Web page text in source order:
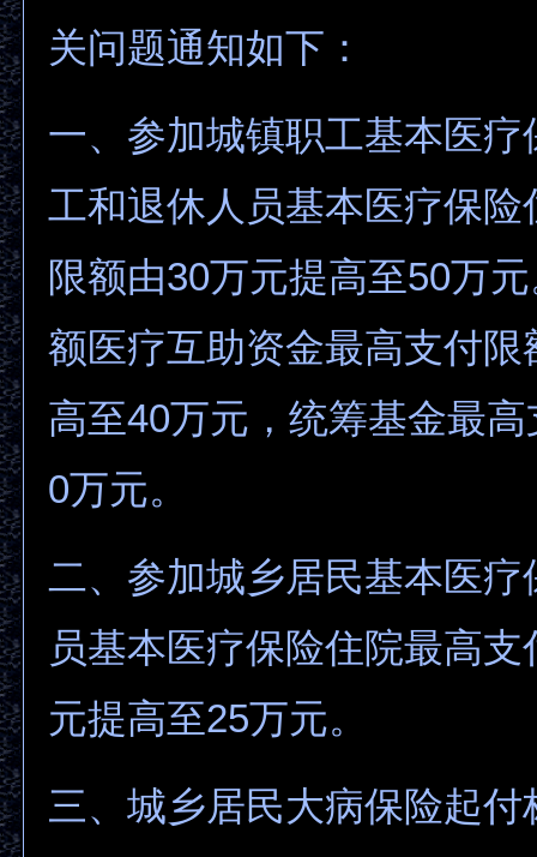
关问题通知如下：
一、参加城镇职工基本医疗
工和退休人员基本医疗保险
限额由30万元提高至50万
额医疗互助资金最高支付限
高至40万元，统筹基金最
0万元。
二、参加城乡居民基本医疗
员基本医疗保险住院最高
元提高至25万元。
三、城乡居民大病保险起付